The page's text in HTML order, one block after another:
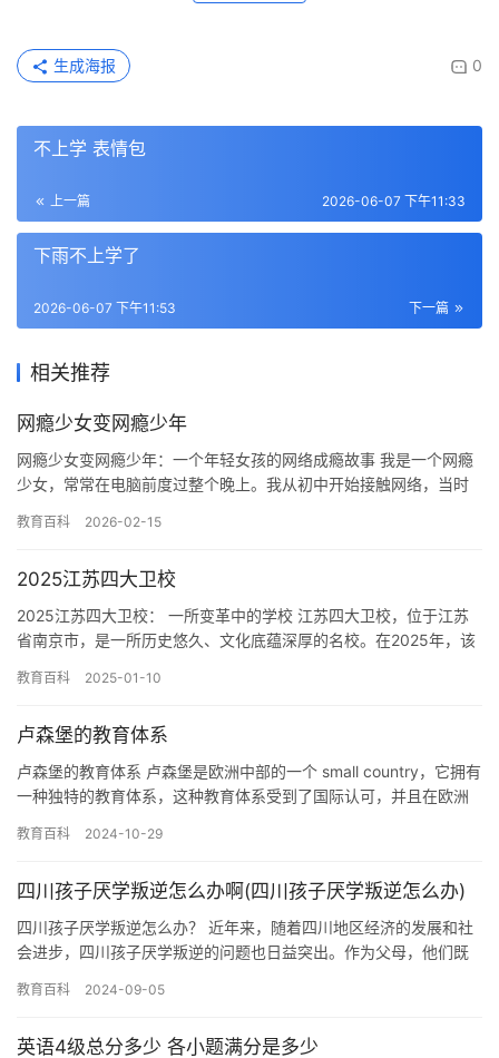
0
生成海报
不上学 表情包
上一篇 2026-06-07 下午11:33
下雨不上学了
下一篇
2026-06-07 下午11:53
相关推荐
网瘾少女变网瘾少年
网瘾少女变网瘾少年：一个年轻女孩的网络成瘾故事 我是一个网瘾
少女，常常在电脑前度过整个晚上。我从初中开始接触网络，当时
体，每…
教育百科 2026-02-15
2025江苏四大卫校
2025江苏四大卫校： 一所变革中的学校 江苏四大卫校，位于江苏
省南京市，是一所历史悠久、文化底蕴深厚的名校。在2025年，该
教育百科 2025-01-10
卢森堡的教育体系
卢森堡的教育体系 卢森堡是欧洲中部的一个 small country，它拥有
一种独特的教育体系，这种教育体系受到了国际认可，并且在欧洲
教育百科 2024-10-29
四川孩子厌学叛逆怎么办啊(四川孩子厌学叛逆怎么办)
四川孩子厌学叛逆怎么办？ 近年来，随着四川地区经济的发展和社
会进步，四川孩子厌学叛逆的问题也日益突出。作为父母，他们既
叛…
教育百科 2024-09-05
英语4级总分多少 各小题满分是多少